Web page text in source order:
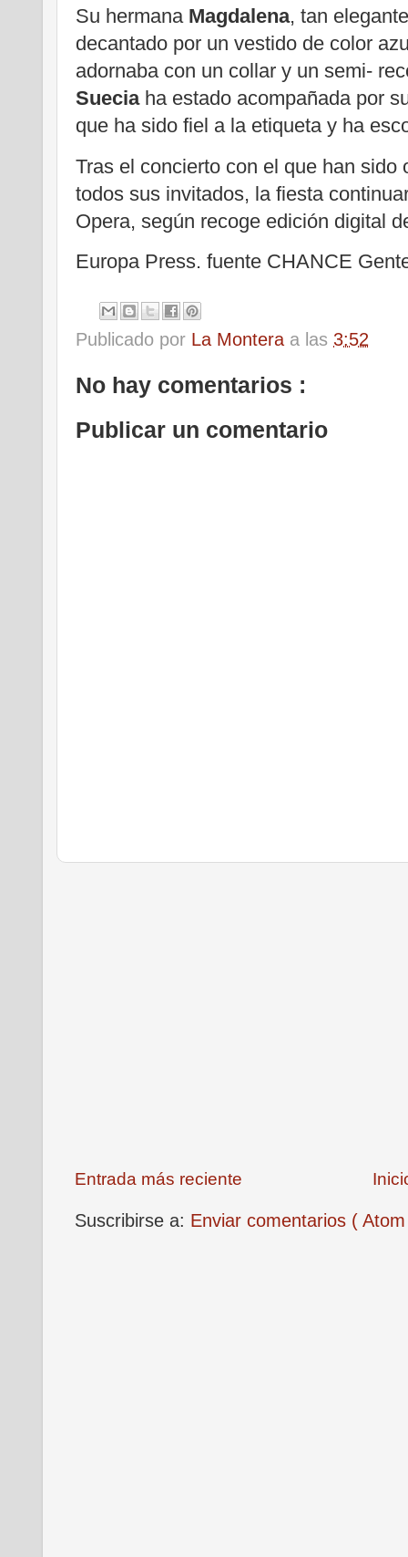
Su hermana Magdalena, tan
decantado por un vestido de color
adornaba con un collar y un semi-
Suecia ha estado acompañada por
que ha sido fiel a la etiqueta y ha
Tras el concierto con el que han sido
todos sus invitados, la fiesta
Opera, según recoge edición digital
Europa Press. fuente CHANCE
Publicado por La Montera a las 3:52
No hay comentarios :
Publicar un comentario
Entrada más reciente
Suscribirse a: Enviar comentarios (